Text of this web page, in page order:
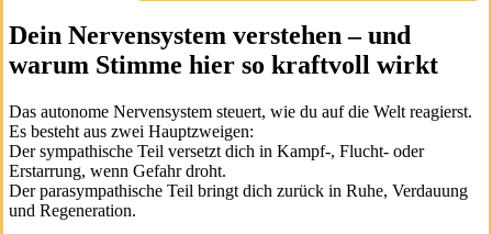
Dein Nervensystem verstehen – und
warum Stimme hier so kraftvoll wirkt
Das autonome Nervensystem steuert, wie du auf die Welt reagierst.
Es besteht aus zwei Hauptzweigen:
Der sympathische Teil versetzt dich in Kampf‑, Flucht‑ oder
Erstarrung, wenn Gefahr droht.
Der parasympathische Teil bringt dich zurück in Ruhe, Verdauung
und Regeneration.